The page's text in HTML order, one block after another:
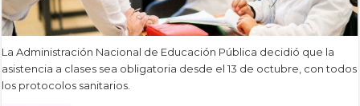
La Administración Nacional de Educación Pública decidió que la
asistencia a clases sea obligatoria desde el 13 de octubre, con todos
los protocolos sanitarios.